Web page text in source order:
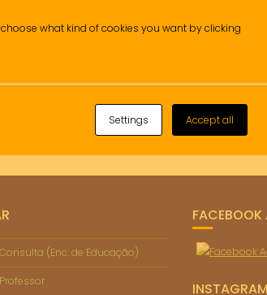
de Prova (ModA) – Português Língua
Consulta (Enc. de Educação)
FACEBOOK
choose what kind of cookies you want by clicking
Settings Accept all